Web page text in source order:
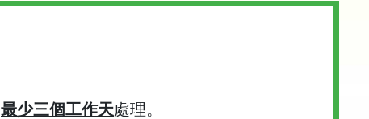
最少三個工作天處理。